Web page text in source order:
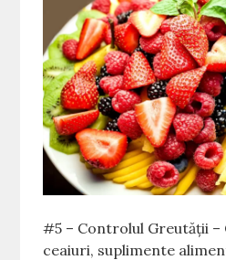
#5 – Controlul Greutății –
ceaiuri, suplimente